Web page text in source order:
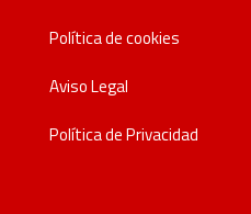
Política de cookies
Aviso Legal
Política de Privacidad